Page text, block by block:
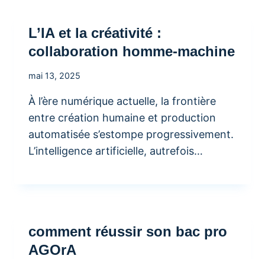
L’IA et la créativité :
collaboration homme-machine
mai 13, 2025
À l’ère numérique actuelle, la frontière
entre création humaine et production
automatisée s’estompe progressivement.
L’intelligence artificielle, autrefois…
comment réussir son bac pro
AGOrA